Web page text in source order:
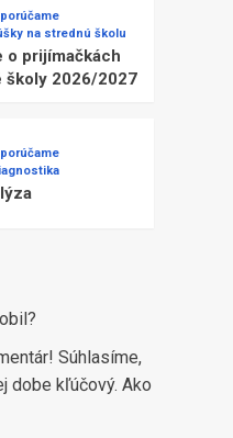
na strednú školu
o prijímačkách
školy 2026/2027
Súhlasíme,
dobe kľúčový. Ako